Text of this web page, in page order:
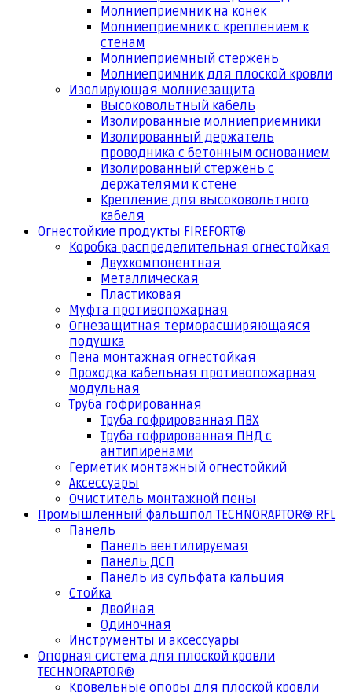
Молниеприемник на конек
Молниеприемник с креплением к
стенам
Молниеприемный стержень
Молниепримник для плоской кровли
Изолирующая молниезащита
Высоковольтный кабель
Изолированные молниеприемники
Изолированный держатель
проводника с бетонным основанием
Изолированный стержень с
держателями к стене
Крепление для высоковольтного
кабеля
Огнестойкие продукты FIREFORT®
Коробка распределительная огнестойкая
Двухкомпонентная
Металлическая
Пластиковая
Муфта противопожарная
Огнезащитная терморасширяющаяся
подушка
Пена монтажная огнестойкая
Проходка кабельная противопожарная
модульная
Труба гофрированная
Труба гофрированная ПВХ
Труба гофрированная ПНД с
антипиренами
Герметик монтажный огнестойкий
Аксессуары
Очиститель монтажной пены
Промышленный фальшпол TECHNORAPTOR® RFL
Панель
Панель вентилируемая
Панель ДСП
Панель из сульфата кальция
Стойка
Двойная
Одиночная
Инструменты и аксессуары
Опорная система для плоской кровли
TECHNORAPTOR®
Кровельные опоры для плоской кровли